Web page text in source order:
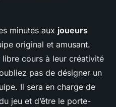
minutes aux joueurs
original et amusant.
libre cours à leur créativité
pas de désigner un
Il sera en charge de
jeu et d’être le porte-